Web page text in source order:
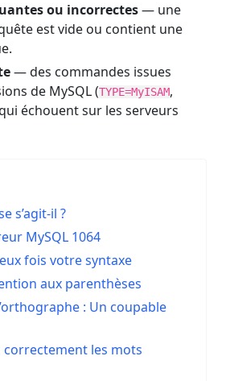
ou incorrectes— une
est vide ou contient une
— des commandes issues
de MySQL (TYPE=MyISAM,
échouent sur les serveurs
s’agit-il ?
MySQL 1064
fois votre syntaxe
aux parenthèses
: Un coupable
correctement les mots